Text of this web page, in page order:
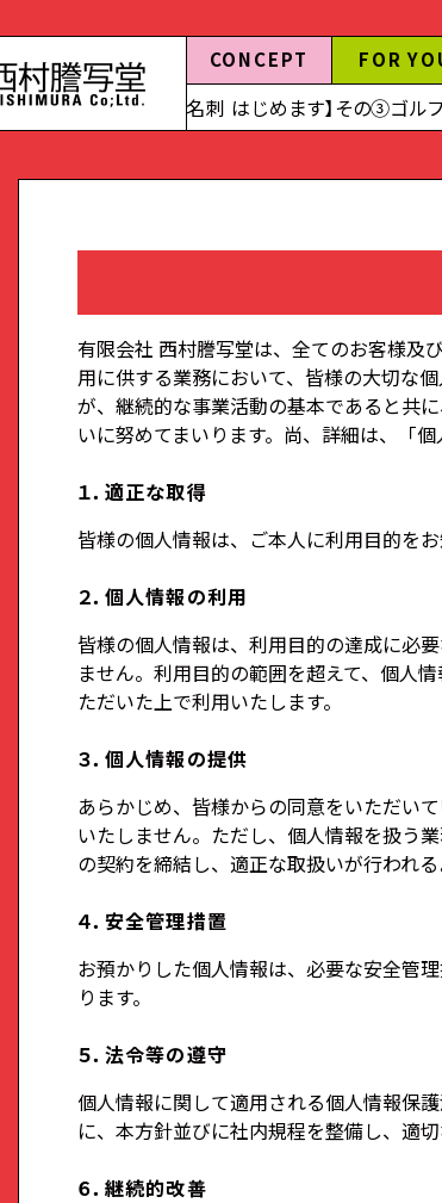
CONCEPT FOR
名刺 はじめます】その③ゴルフレッスン名刺
有限会社 西村謄写堂は、全てのお客様及
用に供する業務において、皆様の大切な
が、継続的な事業活動の基本であると共
いに努めてまいります。尚、詳細は、「
１．適正な取得
皆様の個人情報は、ご本人に利用目的を
２．個人情報の利用
皆様の個人情報は、利用目的の達成に必
ません。利用目的の範囲を超えて、個人
ただいた上で利用いたします。
３．個人情報の提供
あらかじめ、皆様からの同意をいただい
いたしません。ただし、個人情報を扱う
の契約を締結し、適正な取扱いが行われる
４．安全管理措置
お預かりした個人情報は、必要な安全管
ります。
５．法令等の遵守
個人情報に関して適用される個人情報保
に、本方針並びに社内規程を整備し、適
６．継続的改善